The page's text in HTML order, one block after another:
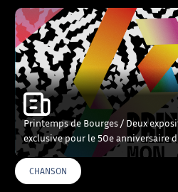
Printemps de Bourges / Deux
exclusive pour le 50e anniversaire
CHANSON